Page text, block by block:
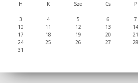
H K Sze Cs P
3
4 5 6 7
10
11 12 13 14
17
18 19 20 21
24
25 26 27 28
31